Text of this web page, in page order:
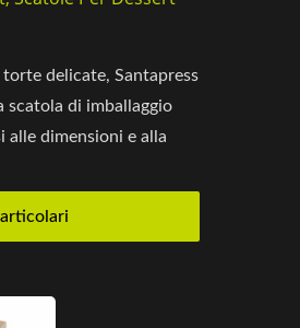
delicate, Santapress
scatola di imballaggio
alle dimensioni e alla